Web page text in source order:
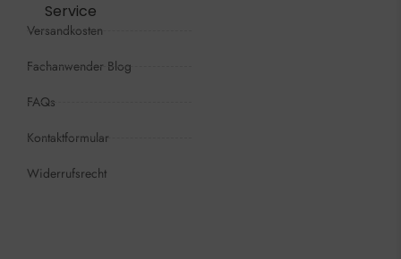
Service
Versandkosten
Fachanwender Blog
FAQs
Kontaktformular
Widerrufsrecht